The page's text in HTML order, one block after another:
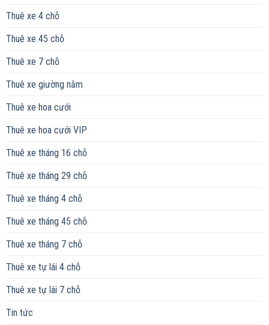
Thuê xe 4 chỗ
Thuê xe 45 chỗ
Thuê xe 7 chỗ
Thuê xe giường nằm
Thuê xe hoa cưới
Thuê xe hoa cưới VIP
Thuê xe tháng 16 chỗ
Thuê xe tháng 29 chỗ
Thuê xe tháng 4 chỗ
Thuê xe tháng 45 chỗ
Thuê xe tháng 7 chỗ
Thuê xe tự lái 4 chỗ
Thuê xe tự lái 7 chỗ
Tin tức